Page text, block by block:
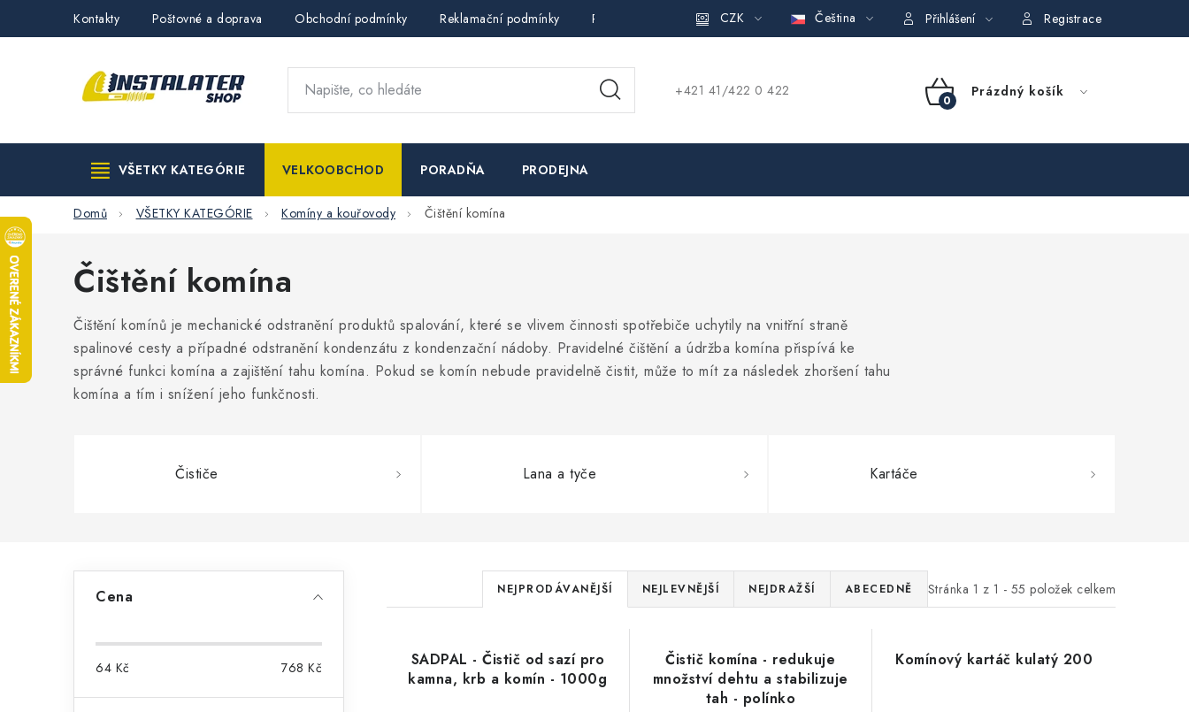
Kontakty Poštovné a doprava Obchodní podmínky Reklamační podmínky Pravidla ochrany osobních údajů (GDPR) Obchodní podmínky půjčovny nářadí Moje objednávka
CZK Čeština Přihlášení Registrace
+421 41/422 0 422
NÁKUPNÍ
Prázdný košík
VŠETKY KATEGÓRIE VELKOOBCHOD PORADŇA PRODEJNA
Domů VŠETKY KATEGÓRIE Komíny a kouřovody Čištění komína
Čištění komína
Čištění komínů je mechanické odstranění produktů spalování, které se vlivem činnosti spotřebiče uchytily na vnitřní straně
spalinové cesty a případné odstranění kondenzátu z kondenzační nádoby. Pravidelné čištění a údržba komína přispívá ke
správné funkci komína a zajištění tahu komína. Pokud se komín nebude pravidelně čistit, může to mít za následek zhoršení tahu
komína a tím i snížení jeho funkčnosti.
Čističe Lana a tyče Kartáče
t
Cena
64 Kč 768 Kč
Stránka 1 z 1 - 55 položek celkem
Ř
a
z
e
NEJPRODÁVANĚJŠÍ NEJLEVNĚJŠÍ NEJDRAŽŠÍ ABECEDNĚ
SADPAL - Čistič od sazí pro
kamna, krb a komín - 1000g
Čistič komína - redukuje
množství dehtu a stabilizuje
tah - polínko
Komínový kartáč kulatý 200